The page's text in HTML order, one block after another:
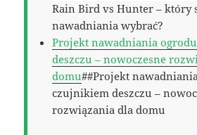
Rain Bird vs Hunter – który
nawadniania wybrać?
Projekt nawadniania
deszczu – nowoczesne
domu##Projekt
czujnikiem deszczu –
rozwiązania dla domu